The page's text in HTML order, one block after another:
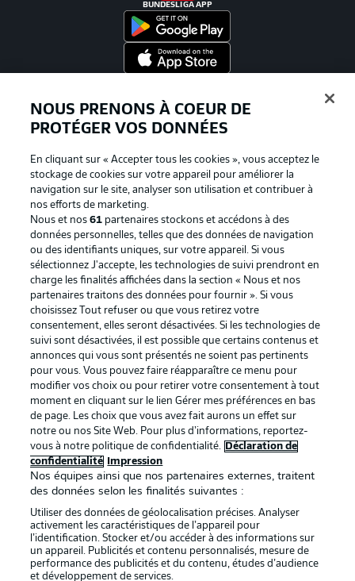
BUNDESLIGA APP
La publicité Conditions d’utilisation des
Mentions Légales Gérer mes préférences
Déclaration de
confidentialité
Diffuseurs
Travaux Contact
Impression Joueurs
NOUS PRENONS À COEUR DE
PROTÉGER VOS DONNÉES
En cliquant sur « Accepter tous les cookies », vous acceptez le
stockage de cookies sur votre appareil pour améliorer la
navigation sur le site, analyser son utilisation et contribuer à
nos efforts de marketing.
Nous et nos61 partenaires stockons et accédons à des
données personnelles, telles que des données de navigation
ou des identifiants uniques, sur votre appareil. Si vous
sélectionnez J'accepte, les technologies de suivi prendront en
charge les finalités affichées dans la section « Nous et nos
partenaires traitons des données pour fournir ». Si vous
choisissez Tout refuser ou que vous retirez votre
consentement, elles seront désactivées. Si les technologies de
suivi sont désactivées, il est possible que certains contenus et
annonces qui vous sont présentés ne soient pas pertinents
pour vous. Vous pouvez faire réapparaître ce menu pour
modifier vos choix ou pour retirer votre consentement à tout
moment en cliquant sur le lien Gérer mes préférences en bas
de page. Les choix que vous avez fait aurons un effet sur
notre ou nos Site Web. Pour plus d’informations, reportez-
vous à notre politique de confidentialité.
Déclaration de
confidentialité
Impression
Nos équipes ainsi que nos partenaires externes, traitent
des données selon les finalités suivantes :
Utiliser des données de géolocalisation précises. Analyser
activement les caractéristiques de l’appareil pour
l’identification. Stocker et/ou accéder à des informations sur
un appareil. Publicités et contenu personnalisés, mesure de
performance des publicités et du contenu, études d’audience
et développement de services.